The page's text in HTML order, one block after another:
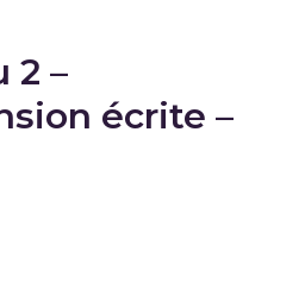
2 –
écrite –